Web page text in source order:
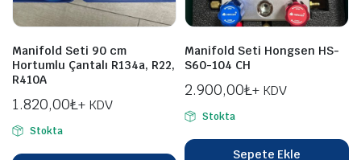
Manifold Seti 90 cm
Hortumlu Çantalı R134a, R22,
R410A
1.820,00₺+ KDV
Stokta
Manifold Seti Hongsen HS-
S60-104 CH
2.900,00₺+ KDV
Stokta
Sepete Ekle